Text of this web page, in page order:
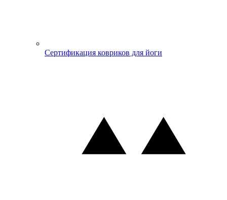
Сертификация ковриков для йоги